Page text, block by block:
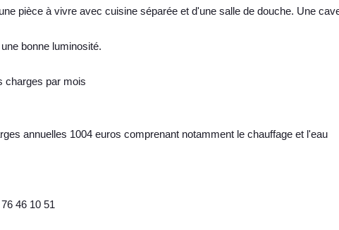
pièce à vivre avec cuisine séparée et d'une salle de douche. Une
bonne luminosité.
charges par mois
annuelles 1004 euros comprenant notamment le chauffage et l'eau
46 10 51